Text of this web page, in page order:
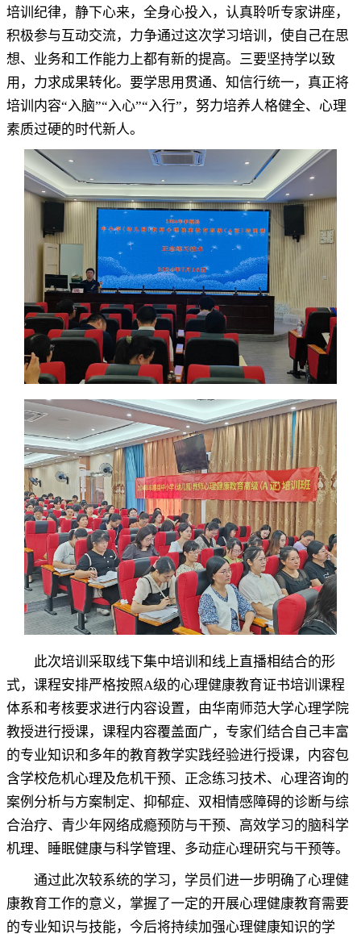
培训纪律， 静下心来，全身心投入 ， 认真聆听专家讲座，
积极参与互动交流， 力争通过这次学习培训，使自己在思
想、业务和工作能力上都有新的提高。 三要坚持学以致
用 ， 力求成果转化。 要学思用 贯通、知信行统一， 真正将
培训内容“入脑”“入心”“入行” ， 努力培养人格健全、心理
素质过硬的时代新人。
此次培训采取线下集中培训和线上直播相结合的形
式， 课程安排严格按照A级的心理健康教育证书培训课程
体系和考核要求进行内容设置 ，
由华南师范大学心理学院
教授进行授课，课程内容覆盖面广 ， 专家们结合自己丰富
的专业知识和多年的教育教学实践经验进行授课，内容包
含学校危机心理及危机干预、正念练习技术、心理咨询的
案例分析与方案制定、抑郁症、双相情感障碍的诊断与综
合治疗、青少年网络成瘾预防与干预、高效学习的脑科学
机理、睡眠健康与科学管理、多动症心理研究与干预等。
通过此次较系统的学习 ， 学员们进一步明确了心理健
康教育工作的意义，掌握了一定的开展心理健康教育需要
的专业知识与技能， 今后将持续加强心理健康知识的学